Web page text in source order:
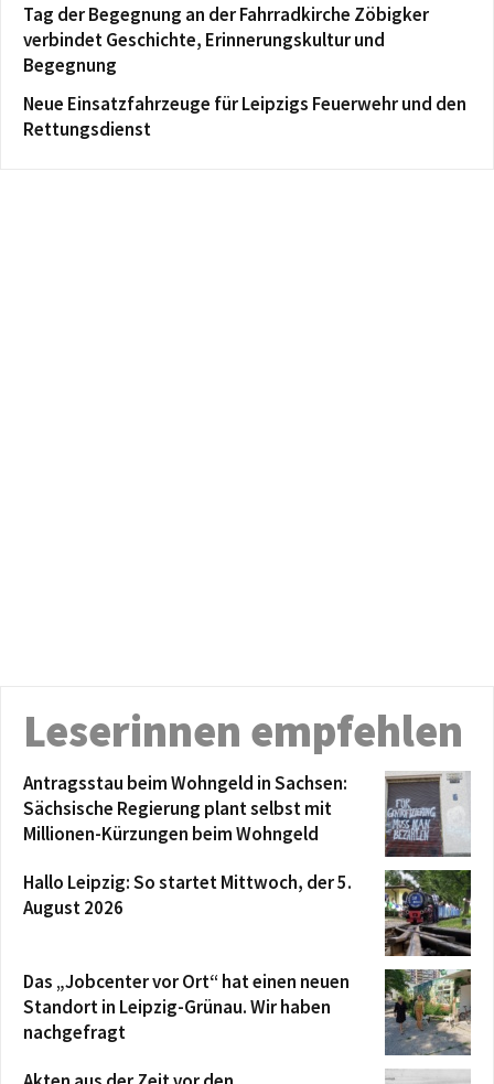
Tag der Begegnung an der Fahrradkirche Zöbigker
verbindet Geschichte, Erinnerungskultur und
Begegnung
Neue Einsatzfahrzeuge für Leipzigs Feuerwehr und den
Rettungsdienst
Leserinnen empfehlen
Antragsstau beim Wohngeld in Sachsen:
Sächsische Regierung plant selbst mit
Millionen-Kürzungen beim Wohngeld
Hallo Leipzig: So startet Mittwoch, der 5.
August 2026
Das „Jobcenter vor Ort“ hat einen neuen
Standort in Leipzig-Grünau. Wir haben
nachgefragt